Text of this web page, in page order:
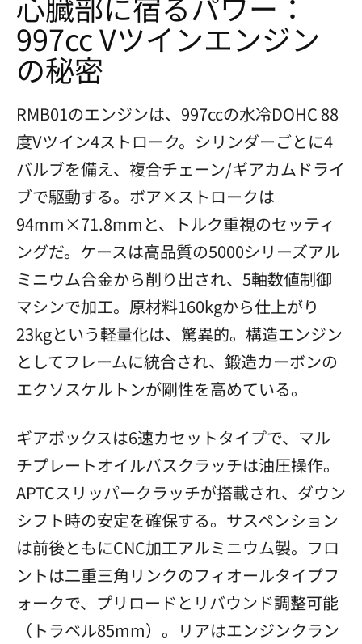
997cc Vツインエンジン
の秘密
RMB01のエンジンは、997ccの水冷DOHC 88
度Vツイン4ストローク。シリンダーごとに4
バルブを備え、複合チェーン/ギアカムドライ
ブで駆動する。ボア×ストロークは
94mm×71.8mmと、トルク重視のセッティ
ングだ。ケースは高品質の5000シリーズアル
ミニウム合金から削り出され、5軸数値制御
マシンで加工。原材料160kgから仕上がり
23kgという軽量化は、驚異的。構造エンジン
としてフレームに統合され、鍛造カーボンの
エクソスケルトンが剛性を高めている。
ギアボックスは6速カセットタイプで、マル
チプレートオイルバスクラッチは油圧操作。
APTCスリッパークラッチが搭載され、ダウン
シフト時の安定を確保する。サスペンション
は前後ともにCNC加工アルミニウム製。フロ
ントは二重三角リンクのフィオールタイプフ
ォークで、プリロードとリバウンド調整可能
（トラベル85mm）。リアはエンジンクラン